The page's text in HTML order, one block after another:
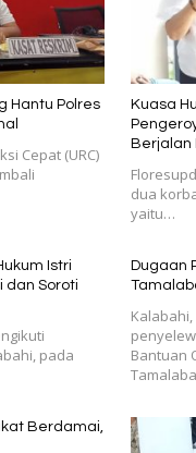
Hantu Polres
Cepat (URC)
Kuasa
Berjalan
dua
yaitu…
Istri
dan Soroti
pada
Dugaan
Bantuan
Berdamai,